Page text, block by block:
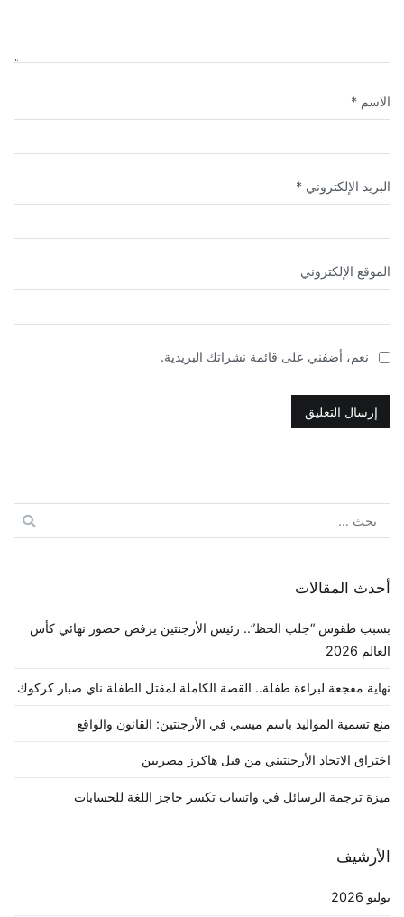
الاسم *
البريد الإلكتروني *
الموقع الإلكتروني
نعم، أضفني على قائمة نشراتك البريدية.
عن:
أحدث المقالات
بسبب طقوس “جلب الحظ”.. رئيس الأرجنتين يرفض حضور نهائي كأس
العالم 2026
نهاية مفجعة لبراءة طفلة.. القصة الكاملة لمقتل الطفلة ناي صبار كركوك
منع تسمية المواليد باسم ميسي في الأرجنتين: القانون والواقع
اختراق الاتحاد الأرجنتيني من قبل هاكرز مصريين
ميزة ترجمة الرسائل في واتساب تكسر حاجز اللغة للحسابات
الأرشيف
يوليو 2026